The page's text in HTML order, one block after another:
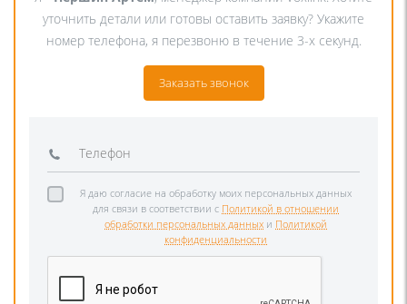
уточнить детали или готовы оставить заявку? Укажите
номер телефона, я перезвоню в течение 3-х секунд.
Заказать звонок
Я даю согласие на обработку моих персональных данных
для связи в соответствии с Политикой в отношении
обработки персональных данных и Политикой
конфиденциальности